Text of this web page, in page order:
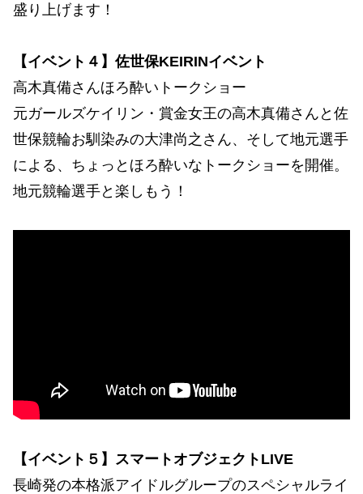
盛り上げます！
【イベント４】佐世保KEIRINイベント
高木真備さんほろ酔いトークショー
元ガールズケイリン・賞金女王の高木真備さんと佐
世保競輪お馴染みの大津尚之さん、そして地元選手
による、ちょっとほろ酔いなトークショーを開催。
地元競輪選手と楽しもう！
【イベント５】スマートオブジェクトLIVE
長崎発の本格派アイドルグループのスペシャルライ